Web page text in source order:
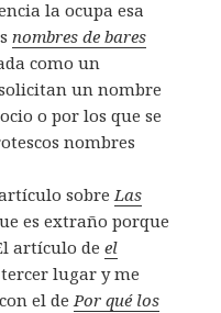
la ocupa esa
nombres de bares
como un
un nombre
o por los que se
nombres
sobreLas
es extraño porque
artículo deel
lugar y me
el dePor qué los